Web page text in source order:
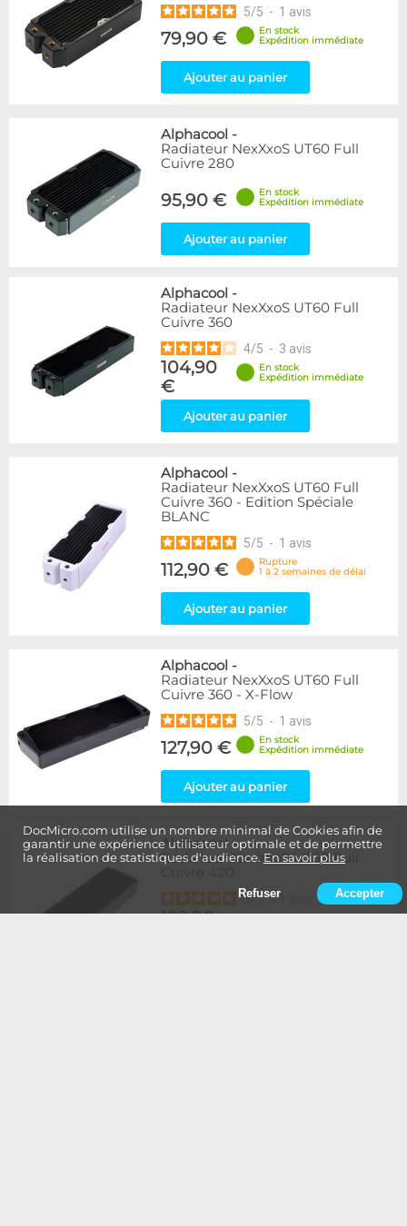
DocMicro.com utilise un nombre minimal de Cookies afin de
garantir une expérience utilisateur optimale et de permettre
la réalisation de statistiques d'audience. En savoir plus
Refuser Accepter
5/5 - 1 avis
79,90 €
En stock
Expédition immédiate
Ajouter au panier
Alphacool -
Radiateur NexXxoS UT60 Full
Cuivre 280
95,90 €
En stock
Expédition immédiate
Ajouter au panier
Alphacool -
Radiateur NexXxoS UT60 Full
Cuivre 360
4/5 - 3 avis
104,90
€
En stock
Expédition immédiate
Ajouter au panier
Alphacool -
Radiateur NexXxoS UT60 Full
Cuivre 360 - Edition Spéciale
BLANC
5/5 - 1 avis
112,90 €
Rupture
1 à 2 semaines de délai
Ajouter au panier
Alphacool -
Radiateur NexXxoS UT60 Full
Cuivre 360 - X-Flow
5/5 - 1 avis
127,90 €
En stock
Expédition immédiate
Ajouter au panier
Alphacool-
Radiateur NexXxoS UT60 Full
5/5-
129,90